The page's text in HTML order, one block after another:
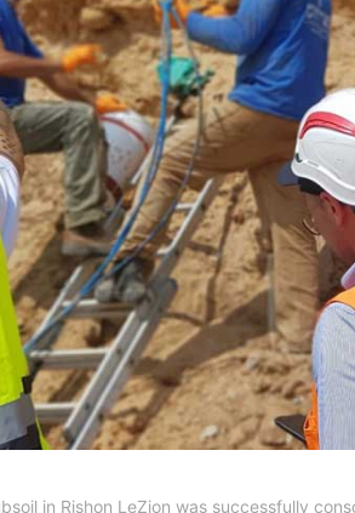
in Rishon LeZion was successfully